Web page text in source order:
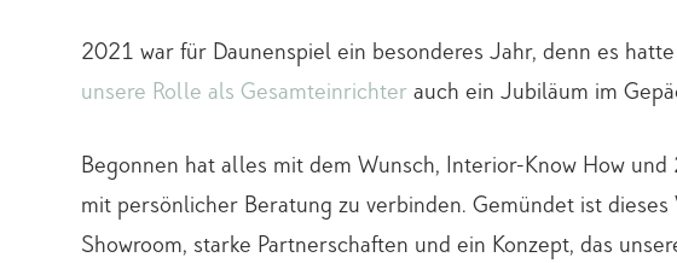
2021 war für Daunenspiel ein besonderes Jahr, denn es
unsere Rolle als Gesamteinrichter auch ein Jubiläum im
Begonnen hat alles mit dem Wunsch, Interior-Know How
mit persönlicher Beratung zu verbinden. Gemündet ist
Showroom, starke Partnerschaften und ein Konzept, das